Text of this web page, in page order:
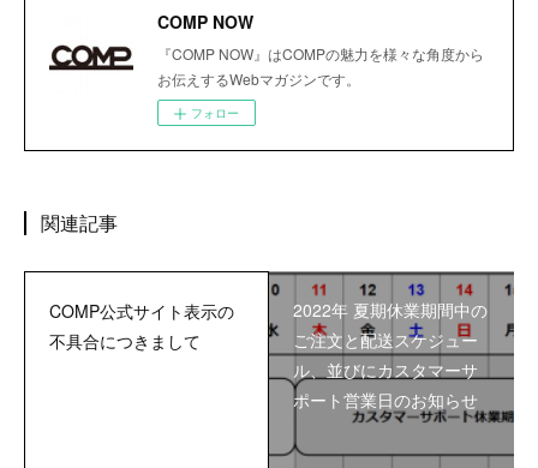
COMP NOW
『COMP NOW』はCOMPの魅力を様々な角度から
お伝えするWebマガジンです。
フォロー
関連記事
COMP公式サイト表示の
不具合につきまして
2022年 夏期休業期間中の
ご注文と配送スケジュー
ル、並びにカスタマーサ
ポート営業日のお知らせ